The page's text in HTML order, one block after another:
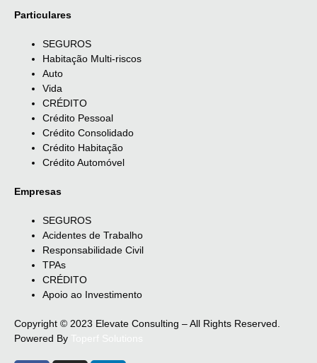
Particulares
SEGUROS
Habitação Multi-riscos
Auto
Vida
CRÉDITO
Crédito Pessoal
Crédito Consolidado
Crédito Habitação
Crédito Automóvel
Empresas
SEGUROS
Acidentes de Trabalho
Responsabilidade Civil
TPAs
CRÉDITO
Apoio ao Investimento
Copyright © 2023 Elevate Consulting – All Rights Reserved.
Powered By